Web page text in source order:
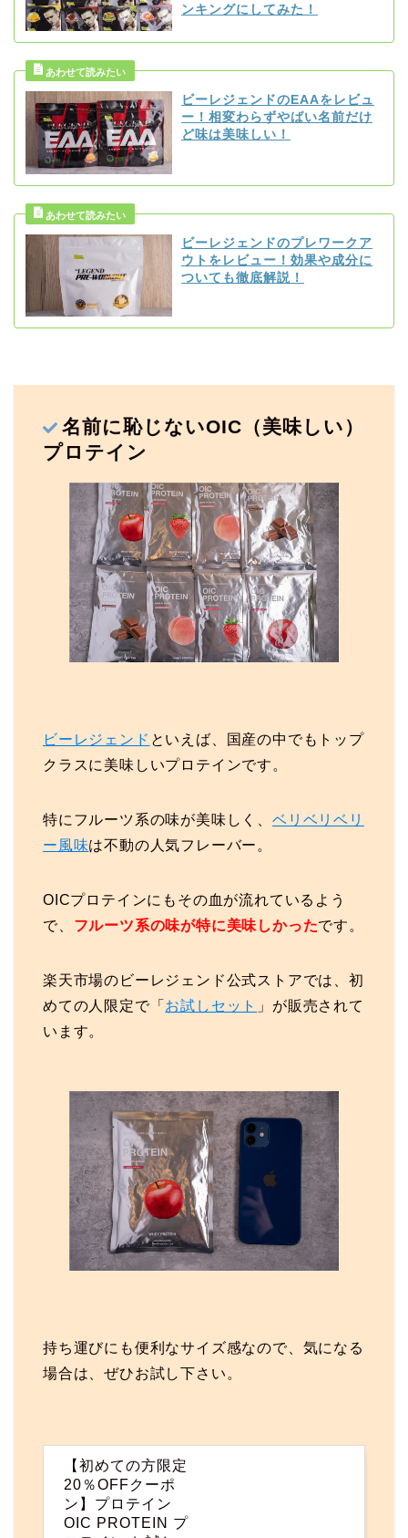
ンキングにしてみた！
ビーレジェンドのEAAをレビュ
ー！相変わらずやばい名前だけ
ど味は美味しい！
ビーレジェンドのプレワークア
ウトをレビュー！効果や成分に
ついても徹底解説！
名前に恥じないOIC（美味しい）
プロテイン
ビーレジェンド といえば、国産の中でもトップ
クラスに美味しいプロテインです。
特にフルーツ系の味が美味しく、 ベリベリベリ
ー風味は不動の人気フレーバー。
OICプロテインにもその血が流れているよう
で、 フルーツ系の味が特に美味しかったです。
楽天市場のビーレジェンド公式ストアでは、初
めての人限定で「 お試しセット 」が販売されて
います。
持ち運びにも便利なサイズ感なので、気になる
場合は、ぜひお試し下さい。
【初めての方限定
20％OFFクーポ
ン】プロテイン
OIC PROTEIN プ